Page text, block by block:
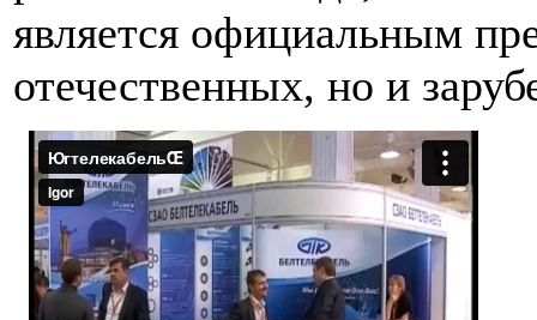
является официальным
отечественных, но и